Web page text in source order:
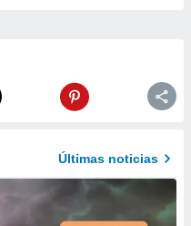
Últimas noticias